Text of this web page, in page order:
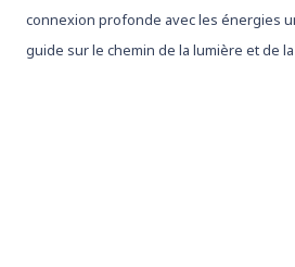
connexion profonde avec les énergies
guide sur le chemin de la lumière et de